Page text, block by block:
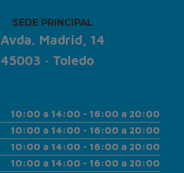
SEDE PRINCIPAL
Avda. Madrid, 14
45003 · Toledo
10:00 a 14:00 - 16:00 a 20:00
10:00 a 14:00 - 16:00 a 20:00
10:00 a 14:00 - 16:00 a 20:00
10:00 a 14:00 - 16:00 a 20:00